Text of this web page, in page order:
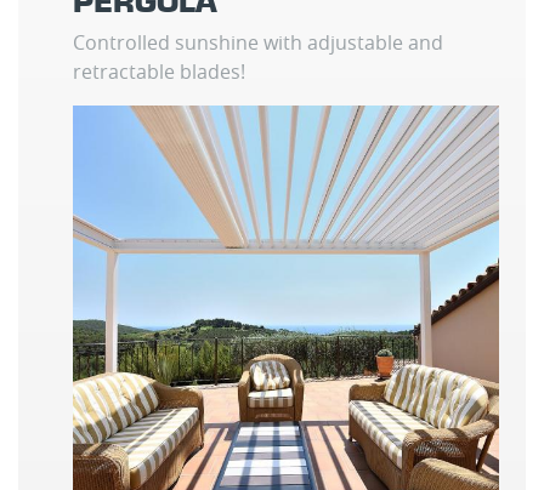
Controlled sunshine with adjustable and
retractable blades!